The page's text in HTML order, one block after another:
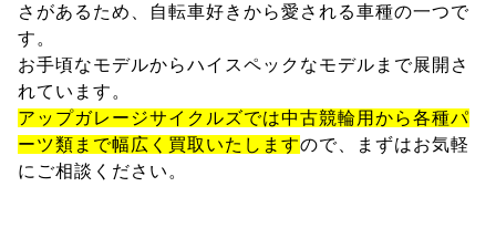
さがあるため、自転車好きから愛される車種の一つで
す。
お手頃なモデルからハイスペックなモデルまで展開さ
れています。
アップガレージサイクルズでは中古競輪用から各種パ
ーツ類まで幅広く買取いたしますので、まずはお気軽
にご相談ください。